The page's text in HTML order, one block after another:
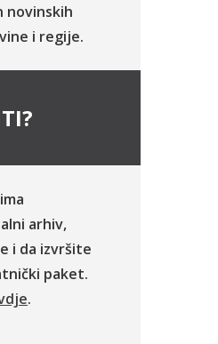
novinskih
i regije.
arhiv,
i da izvršite
paket.
.